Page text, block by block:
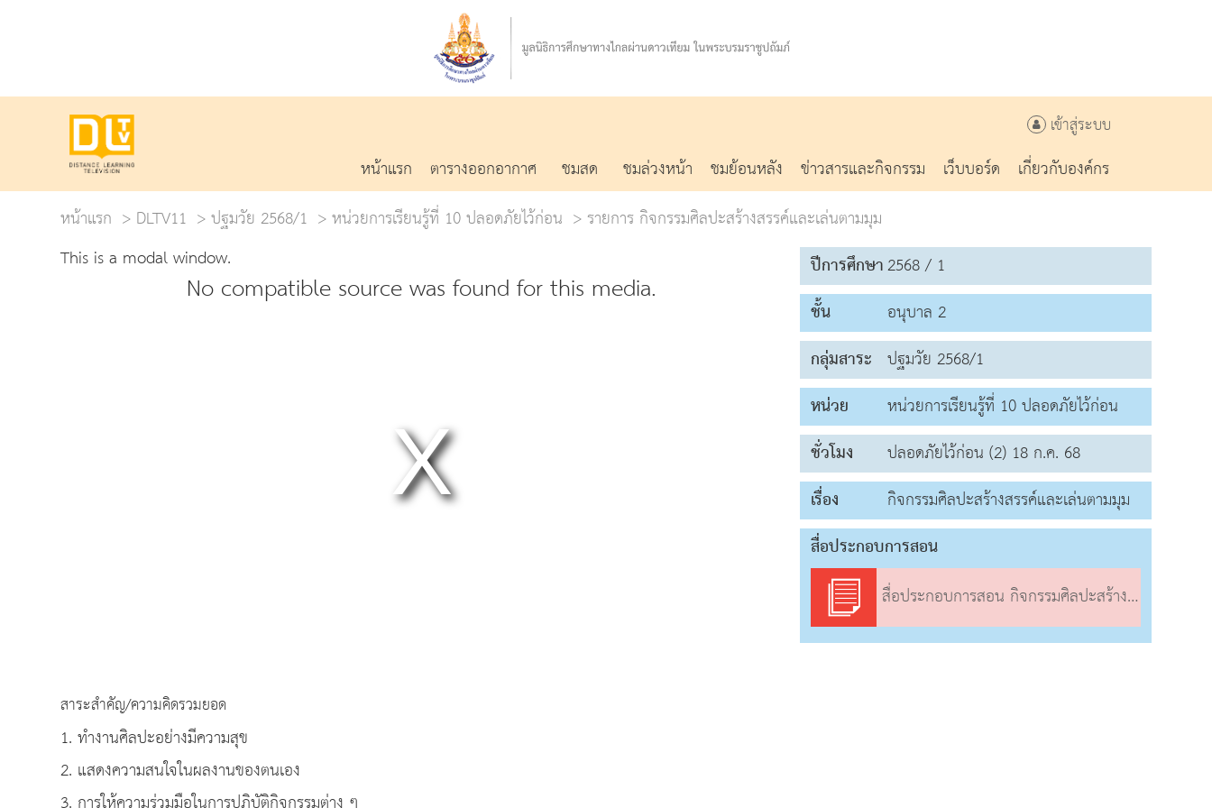
เข้าสู่ระบบ
หน้าแรก ตารางออกอากาศ ชมสด ชมล่วงหน้า ชมย้อนหลัง ข่าวสารและกิจกรรม เว็บบอร์ด
เกี่ยวกับองค์กร
หน้าแรก
DLTV11 ปฐมวัย 2568/1 หน่วยการเรียนรู้ที่ 10 ปลอดภัยไว้ก่อน
รายการ กิจกรรมศิลปะสร้างสรรค์และเล่นตามมุม
This is a modal window.
No compatible source was found for this media.
สาระสำคัญ/ความคิดรวมยอด
1. ทำงานศิลปะอย่างมีความสุข
2. แสดงความสนใจในผลงานของตนเอง
ปีการศึกษา2568 / 1
ชั้น
อนุบาล 2
กลุ่มสาระ ปฐมวัย 2568/1
หน่วย
หน่วยการเรียนรู้ที่ 10 ปลอดภัยไว้ก่อน
ชั่วโมง
ปลอดภัยไว้ก่อน (2) 18 ก.ค. 68
เรื่อง
กิจกรรมศิลปะสร้างสรรค์และเล่นตามมุม
สื่อประกอบการสอน
สื่อประกอบการสอน กิจกรรมศิลปะสร้างสรรค์และเล่นตามมุม